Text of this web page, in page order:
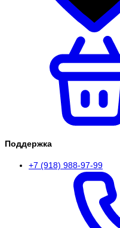
Поддержка
+7 (918) 988-97-99